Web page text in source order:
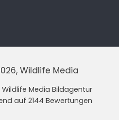
Wildlife Media
Media Bildagentur
auf 2144 Bewertungen